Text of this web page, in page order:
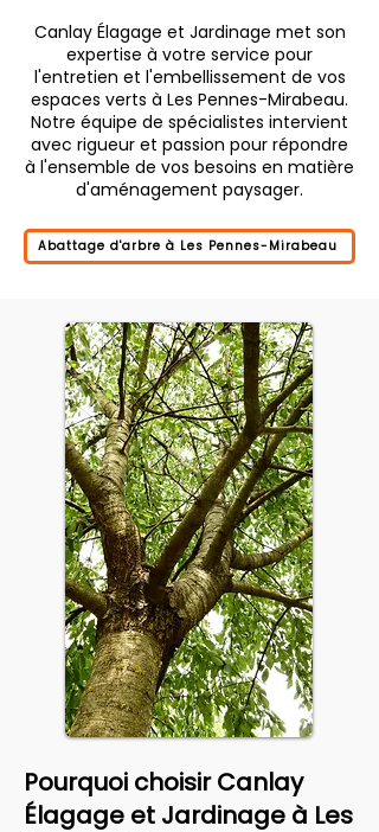
Canlay Élagage et Jardinage met son
expertise à votre service pour
l'entretien et l'embellissement de vos
espaces verts à Les Pennes-Mirabeau.
Notre équipe de spécialistes intervient
avec rigueur et passion pour répondre
à l'ensemble de vos besoins en matière
d'aménagement paysager.
Abattage d'arbre à Les Pennes-Mirabeau
Pourquoi choisir Canlay
Élagage et Jardinage à Les